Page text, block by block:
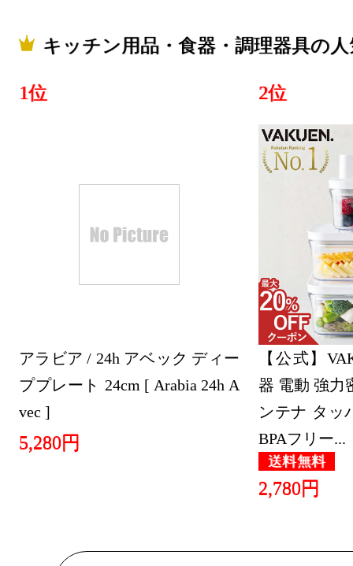
キッチン
具ランキング
キッチン
具ランキング
キッチン
具ランキング
2025/05/12
キッチン
具ランキング
2025/05/11
キッチン
具ランキング
2025/05/10
キッチン用品・食器・調理器具の
1位
アラビア / 24h アベック ディー
ププレート 24cm [ Arabia 24h A
vec ]
5,280円
2位
【公式】
器 電動 強力
ンテナ タッ
BPAフリー...
送料無料
2,780円